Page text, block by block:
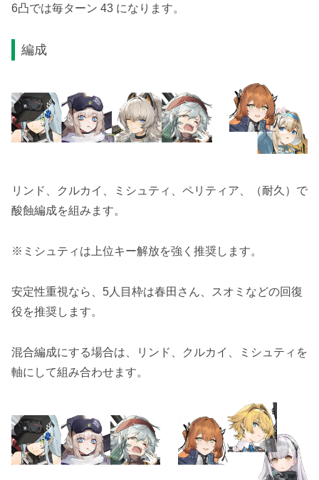
6凸では毎ターン 43 になります。
編成
リンド、クルカイ、ミシュティ、ペリティア、（耐久）で
酸蝕編成を組みます。
※ミシュティは上位キー解放を強く推奨します。
安定性重視なら、5人目枠は春田さん、スオミなどの回復
役を推奨します。
混合編成にする場合は、リンド、クルカイ、ミシュティを
軸にして組み合わせます。